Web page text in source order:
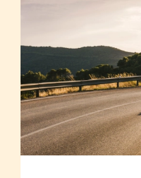
Fahranfänger
Unfallrisiko, was
Versicherung
es, von Anfang an
sein. Wenn Sie
Versicherung für